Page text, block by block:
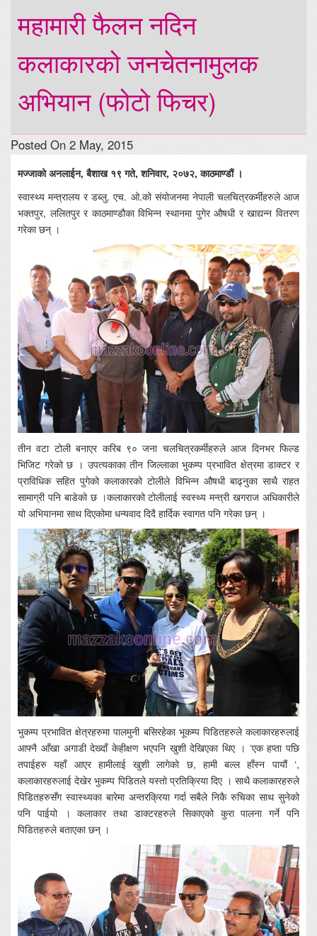
महामारी फैलन नदिन
कलाकारको जनचेतनामुलक
अभियान (फोटो फिचर)
Posted On 2 May, 2015
मज्जाको अनलाईन, बैशाख १९ गते, शनिवार, २०७२, काठमाण्डौं ।
स्वास्थ्य मन्त्रालय र डब्लु. एच. ओ.को संयोजनमा नेपाली चलचित्रकर्मीहरुले आज
भक्तपुर, ललितपुर र काठमाण्डौका विभिन्न स्थानमा पुगेर औषधी र खाद्यन्न वितरण
गरेका छन् ।
तीन वटा टोली बनाएर करिब ९० जना चलचित्रकर्मीहरुले आज दिनभर फिल्ड
भिजिट गरेको छ । उपत्यकाका तीन जिल्लाका भुकम्प प्रभावित क्षेत्रमा डाक्टर र
प्राविधिक सहित पुगेको कलाकारको टोलीले विभिन्न औषधी बाढ्नुका साथै राहत
सामाग्री पनि बाडेको छ ।कलाकारको टोलीलाई स्वस्थ्य मन्त्री खगराज अधिकारीले
यो अभियानमा साथ दिएकोमा धन्यवाद दिदै हार्दिक स्वागत पनि गरेका छन् ।
भुकम्प प्रभावित क्षेत्रहरुमा पालमुनी बसिरहेका भूकम्प पिडितहरुले कलाकारहरुलाई
आफ्नै आँखा अगाडी देख्दाँ केहीक्षण भएपनि खुशी देखिएका थिए । ‘एक हप्ता पछि
तपाईहरु यहाँ आएर हामीलाई खुशी लागेको छ, हामी बल्ल हाँस्न पायौं ‘,
कलाकारहरुलाई देखेर भुकम्प पिडितले यस्तो प्रतिक्रिया दिए । साथै कलाकारहरुले
पिडितहरुसँग स्वास्थ्यका बारेमा अन्तरक्रिया गर्दा सबैले निकै रुचिका साथ सुनेको
पनि पाईयो । कलाकार तथा डाक्टरहरुले सिकाएको कुरा पालना गर्ने पनि
पिडितहरुले बताएका छन् ।